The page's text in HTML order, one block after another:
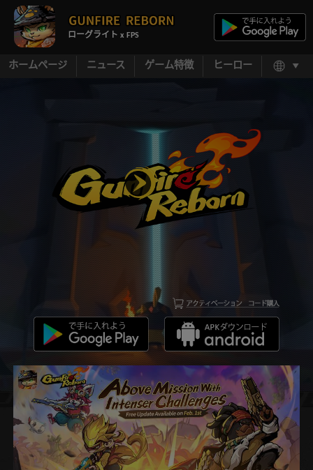
ローグライト x FPS
ホームページ ニュース ゲーム特徴 ヒーロー